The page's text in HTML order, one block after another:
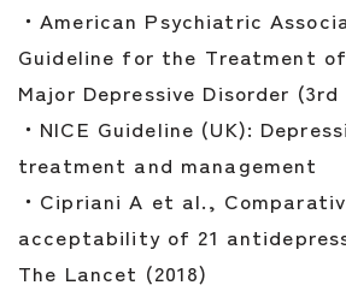
・American Psychiatric
Guideline for the Treatment
Major Depressive Disorder (3rd
・NICE Guideline (UK):
treatment and management
・Cipriani A et al.,
acceptability of 21
The Lancet (2018)